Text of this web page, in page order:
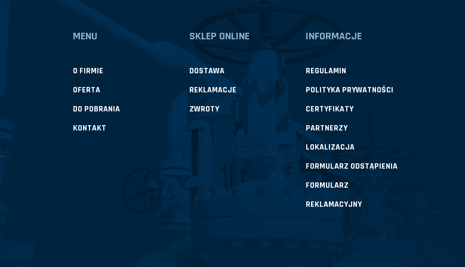
MENU
O FIRMIE
OFERTA
DO POBRANIA
KONTAKT
SKLEP ONLINE
DOSTAWA
REKLAMACJE
ZWROTY
INFORMACJE
REGULAMIN
POLITYKA PRYWATNOŚCI
CERTYFIKATY
PARTNERZY
LOKALIZACJA
FORMULARZ ODSTĄPIENIA
FORMULARZ
REKLAMACYJNY